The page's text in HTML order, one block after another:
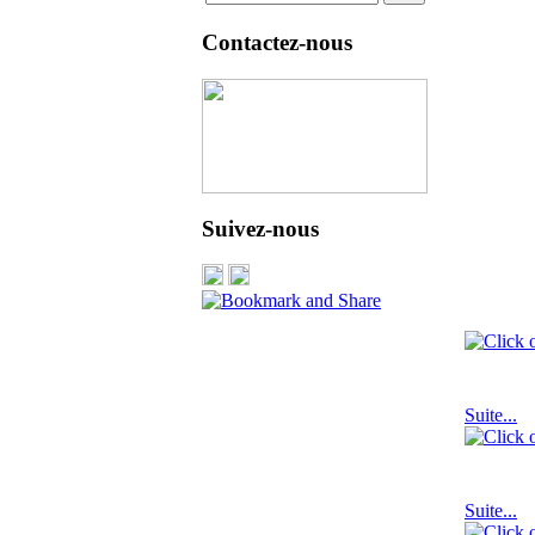
Contactez-nous
Suivez-nous
Suite...
Suite...